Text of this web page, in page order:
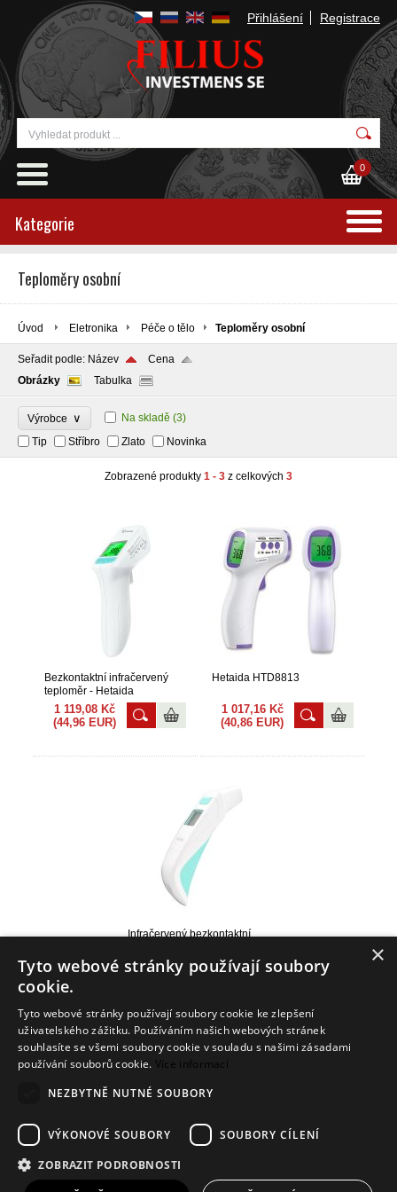
Přihlášení Registrace
0
Kategorie
Teploměry osobní
Úvod Eletronika Péče o tělo Teploměry osobní
Seřadit podle: Název
Cena
Obrázky
Tabulka
Výrobce ∨ Na skladě (3)
Tip
Stříbro Zlato Novinka
Zobrazené produkty 1 - 3 z celkových 3
Bezkontaktní infračervený
teploměr - Hetaida
HTD8816C
1 119,08 Kč
(44,96 EUR)
Hetaida HTD8813
1 017,16 Kč
(40,86 EUR)
Infračervený bezkontaktní
(HTD8216C)
1 424,84 Kč
(57,24 EUR)
Info
Kontakt
×
Tyto webové stránky používají soubory
cookie.
Tyto webové stránky používají soubory cookie ke zlepšení
uživatelského zážitku. Používáním našich webových stránek
souhlasíte se všemi soubory cookie v souladu s našimi zásadami
používání souborů cookie. Více informací
NEZBYTNĚ NUTNÉ SOUBORY
VÝKONOVÉ SOUBORY SOUBORY CÍLENÍ
ZOBRAZIT PODROBNOSTI